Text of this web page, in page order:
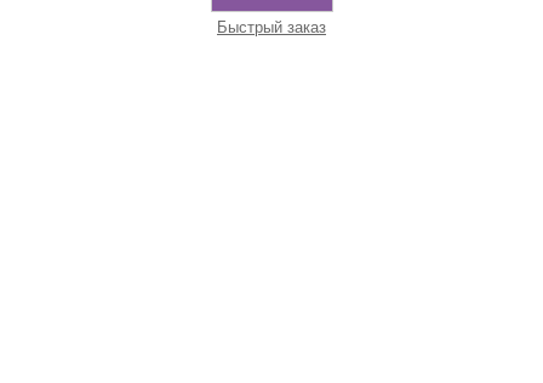
Быстрый заказ